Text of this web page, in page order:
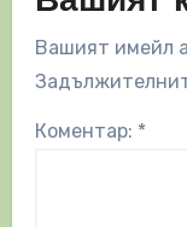
Вашият имейл
Коментар: *